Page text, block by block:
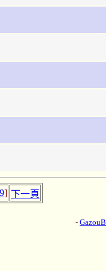
9] 下一頁
-